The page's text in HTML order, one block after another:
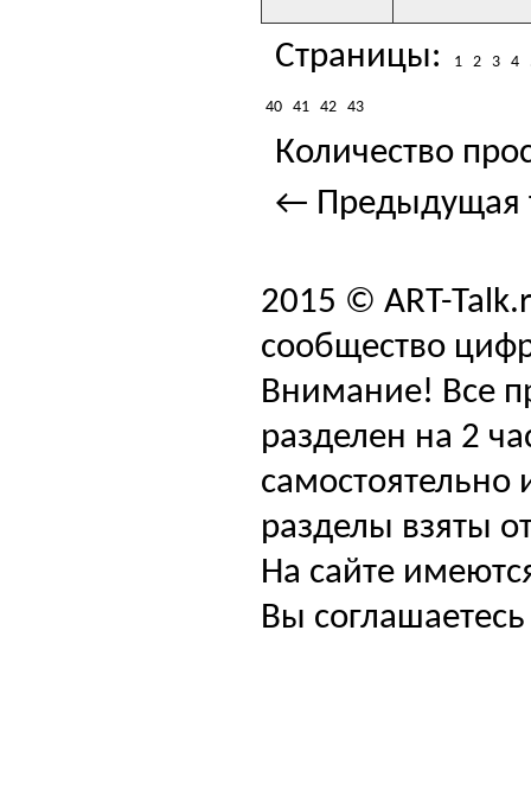
Страницы: 1 2 3 4
40 41 42 43
Количество
← Предыдущая
2015 © ART-
сообщество
Внимание! Все
разделен на 2
самостоятельно
разделы взяты
На сайте
Вы